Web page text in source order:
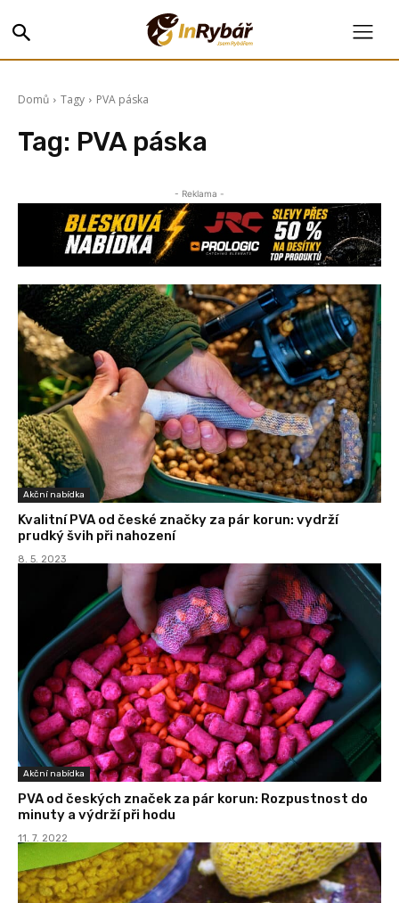
Domů Tagy PVA páska
Tag: PVA páska
- Reklama -
Akční nabídka
Kvalitní PVA od české značky za pár korun: vydrží
prudký švih při nahození
8. 5. 2023
Akční nabídka
PVA od českých značek za pár korun: Rozpustnost do
minuty a výdrží při hodu
11. 7. 2022